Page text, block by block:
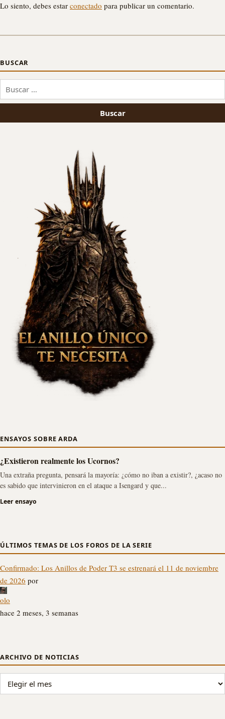
Lo siento, debes estar conectado para publicar un comentario.
BUSCAR
Buscar:
ENSAYOS SOBRE ARDA
¿Existieron realmente los Ucornos?
Una extraña pregunta, pensará la mayoría: ¿cómo no iban a existir?, ¿acaso no
es sabido que intervinieron en el ataque a Isengard y que...
Leer ensayo
ÚLTIMOS TEMAS DE LOS FOROS DE LA SERIE
Confirmado: Los Anillos de Poder T3 se estrenará el 11 de noviembre
de 2026 por
olo
hace 2 meses, 3 semanas
ARCHIVO DE NOTICIAS
ARCHIVO DE NOTICIAS